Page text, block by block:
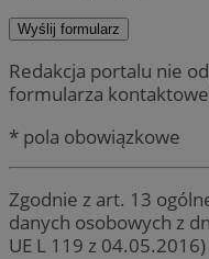
Redakcja portalu nie
formularza
* pola obowiązkowe
Zgodnie z art. 13
danych osobowych z
UE L 119 z